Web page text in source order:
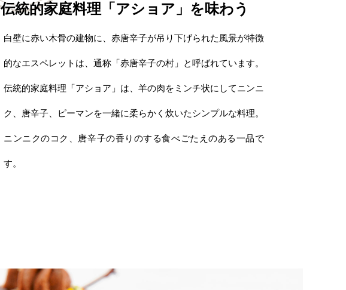
伝統的家庭料理「アショア」を味わう
白壁に赤い木骨の建物に、赤唐辛子が吊り下げられた風景が特徴
的なエスペレットは、通称「赤唐辛子の村」と呼ばれています。
伝統的家庭料理「アショア」は、羊の肉をミンチ状にしてニンニ
ク、唐辛子、ピーマンを一緒に柔らかく炊いたシンプルな料理。
ニンニクのコク、唐辛子の香りのする食べごたえのある一品で
す。